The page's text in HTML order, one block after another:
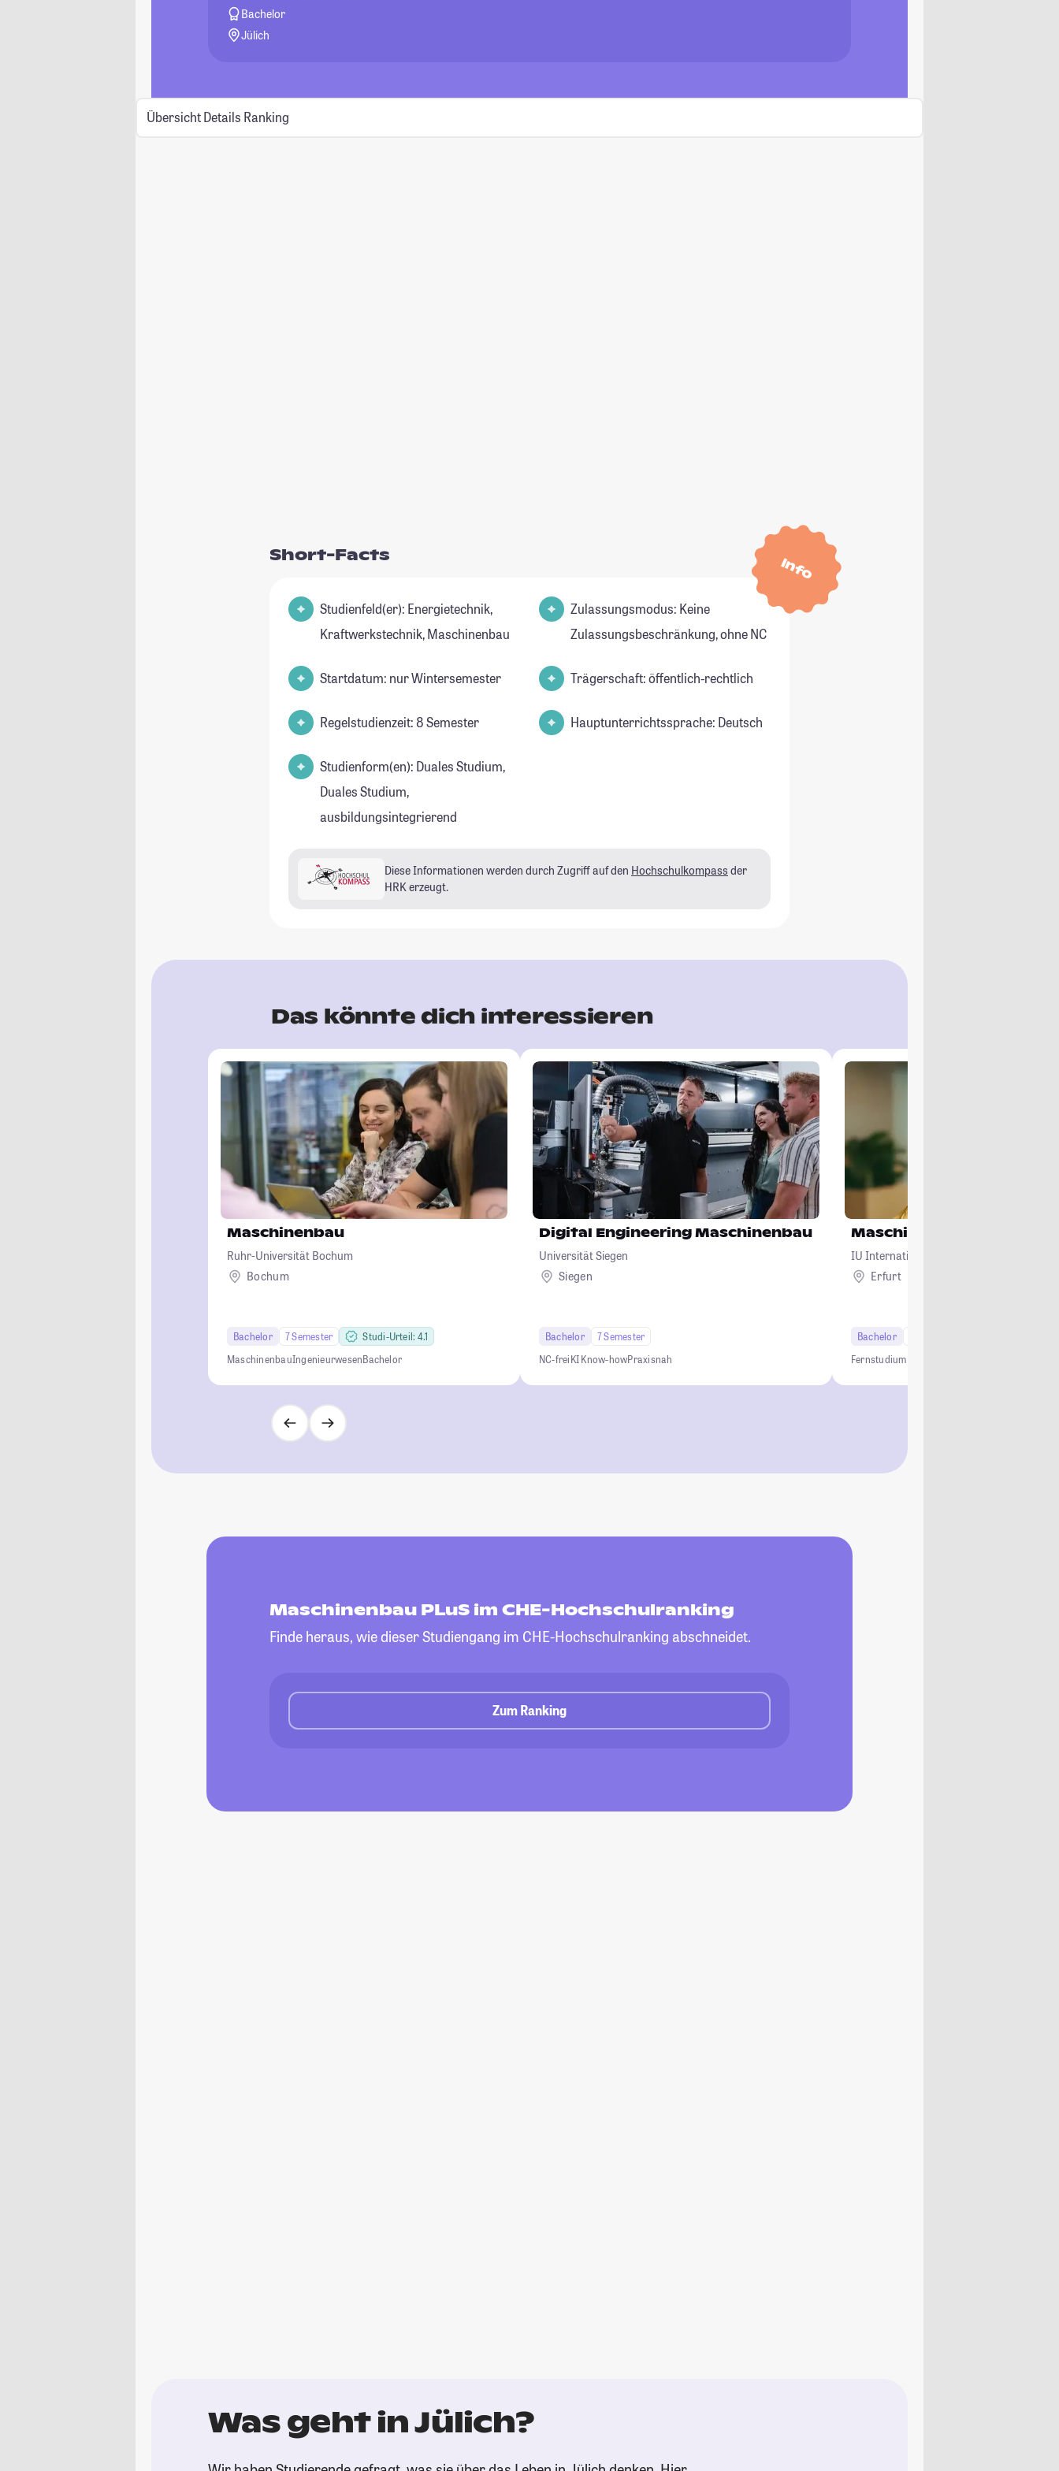
Bachelor
Jülich
Übersicht Details Ranking
Info
Short-Facts
Studienfeld(er): Energietechnik,
Kraftwerkstechnik, Maschinenbau
Startdatum: nur Wintersemester
Regelstudienzeit: 8 Semester
Studienform(en): Duales Studium,
Duales Studium,
ausbildungsintegrierend
Zulassungsmodus: Keine
Zulassungsbeschränkung, ohne NC
Trägerschaft: öffentlich-rechtlich
Hauptunterrichtssprache: Deutsch
Diese Informationen werden durch Zugriff auf den Hochschulkompass der
HRK erzeugt.
Das könnte dich interessieren
Maschinenbau
Ruhr-Universität Bochum
Bochum
Bachelor 7 Semester
Studi-Urteil: 4.1
MaschinenbauIngenieurwesenBachelor
Digital Engineering Maschinenbau
Universität Siegen
Siegen
Bachelor
7 Semester
NC-freiKI Know-howPraxisnah
Maschinenbau
IU Internationale Hochschule
Erfurt
Bachelor
Fernstudium
Maschinenbau PLuS im CHE-Hochschulranking
Finde heraus, wie dieser Studiengang im CHE-Hochschulranking abschneidet.
Zum Ranking
Was geht in Jülich?